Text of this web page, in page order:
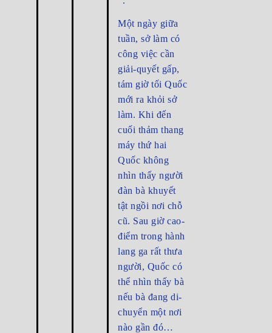
Một ngày giữa
tuần, sở làm có
công việc cần
giải-quyết gấp,
tám giờ tối Quốc
mới ra khỏi sở
làm. Khi đến
cuối thảm thang
máy thứ hai
Quốc không
nhìn thấy người
đàn bà khuyết
tật ngồi nơi chỗ
cũ. Sau giờ cao-
điểm trong hành
lang ga rất thưa
người, Quốc có
thể nhìn thấy bà
nếu bà đang di-
chuyển một nơi
nào gần đó…